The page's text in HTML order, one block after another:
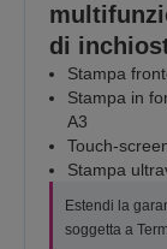
di
Stampa
Stampa in
A3
Touch-
Stampa
Estendi la
soggetta a